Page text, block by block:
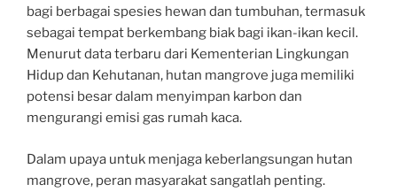
bagi berbagai spesies hewan dan tumbuhan, termasuk
sebagai tempat berkembang biak bagi ikan-ikan kecil.
Menurut data terbaru dari Kementerian Lingkungan
Hidup dan Kehutanan, hutan mangrove juga memiliki
potensi besar dalam menyimpan karbon dan
mengurangi emisi gas rumah kaca.
Dalam upaya untuk menjaga keberlangsungan hutan
mangrove, peran masyarakat sangatlah penting.